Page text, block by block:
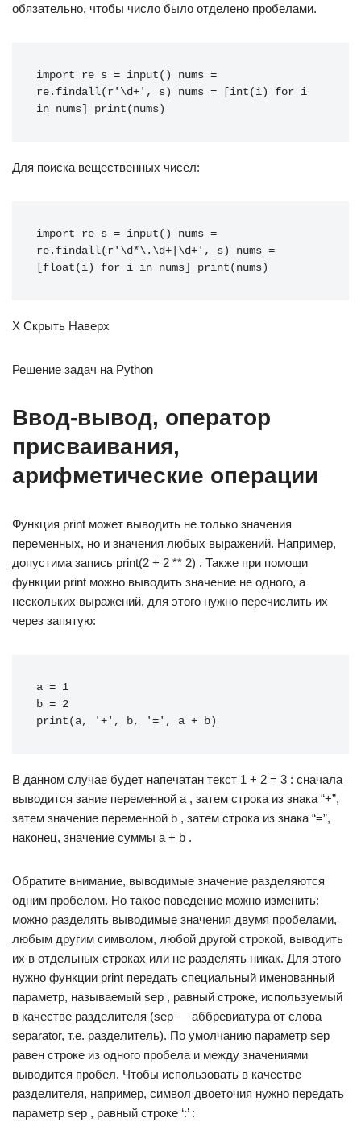
обязательно, чтобы число было отделено пробелами.
import re s = input () nums =
re . findall( r '\d+' , s ) nums = int ( i ) for i
in nums print ( nums )
Для поиска вещественных чисел:
import re s = input () nums =
re . findall( r '\d*\.\d+|\d+' , s ) nums =
float ( i ) for i in nums print ( nums )
X Скрыть Наверх
Решение задач на Python
Ввод-вывод, оператор
присваивания,
арифметические операции
Функция print может выводить не только значения
переменных, но и значения любых выражений. Например,
допустима запись print(2 + 2 ** 2) . Также при помощи
функции print можно выводить значение не одного, а
нескольких выражений, для этого нужно перечислить их
через запятую:
a = 1
b = 2
print(a, '+', b, '=', a + b)
В данном случае будет напечатан текст 1 + 2 = 3 : сначала
выводится зание переменной a , затем строка из знака “+”,
затем значение переменной b , затем строка из знака “=”,
наконец, значение суммы a + b .
Обратите внимание, выводимые значение разделяются
одним пробелом. Но такое поведение можно изменить:
можно разделять выводимые значения двумя пробелами,
любым другим символом, любой другой строкой, выводить
их в отдельных строках или не разделять никак. Для этого
нужно функции print передать специальный именованный
параметр, называемый sep , равный строке, используемый
в качестве разделителя (sep — аббревиатура от слова
separator, т.е. разделитель). По умолчанию параметр sep
равен строке из одного пробела и между значениями
выводится пробел. Чтобы использовать в качестве
разделителя, например, символ двоеточия нужно передать
параметр sep , равный строке ‘:’ :